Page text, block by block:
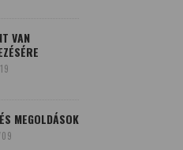
VAN
MEGOLDÁSOK